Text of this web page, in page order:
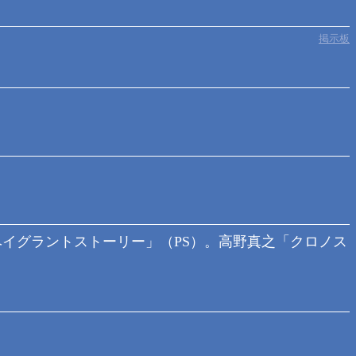
掲示板
グラントストーリー」（PS）。高野真之「クロノス